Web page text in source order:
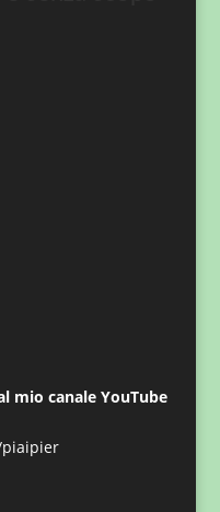
mio canale YouTube